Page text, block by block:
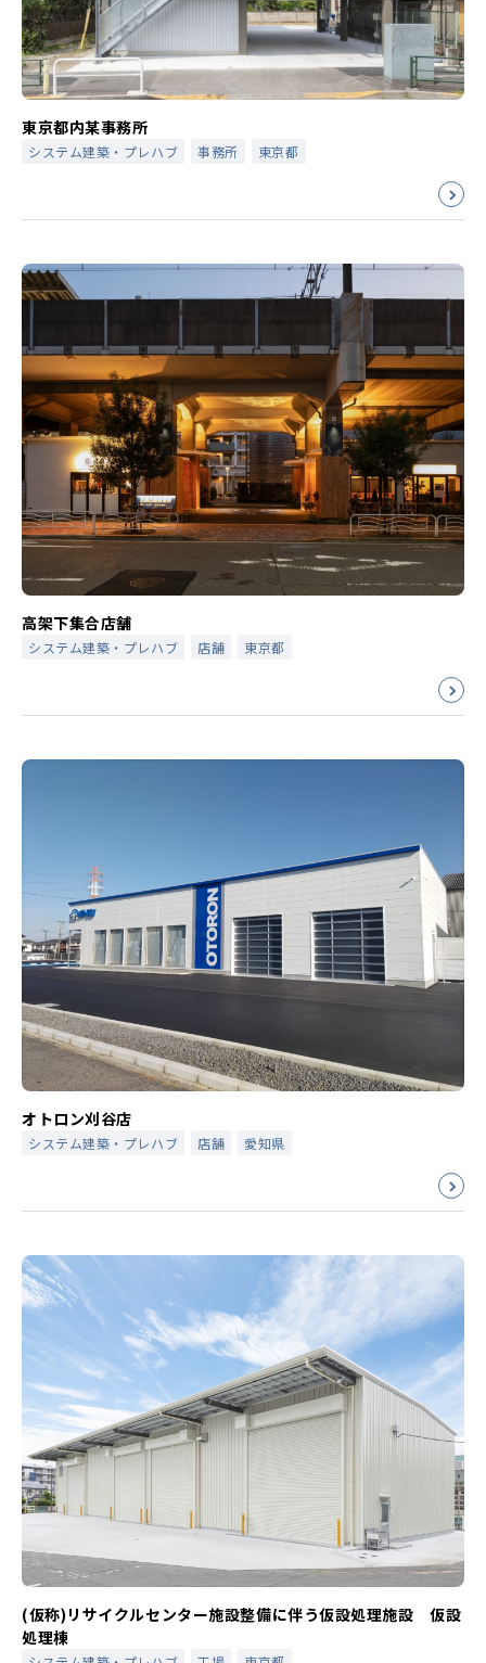
東京都内某事務所
システム建築・プレハブ 事務所 東京都
高架下集合店舗
システム建築・プレハブ 店舗 東京都
オトロン刈谷店
システム建築・プレハブ 店舗 愛知県
(仮称)リサイクルセンター施設整備に伴う仮設処理施設 仮設
処理棟